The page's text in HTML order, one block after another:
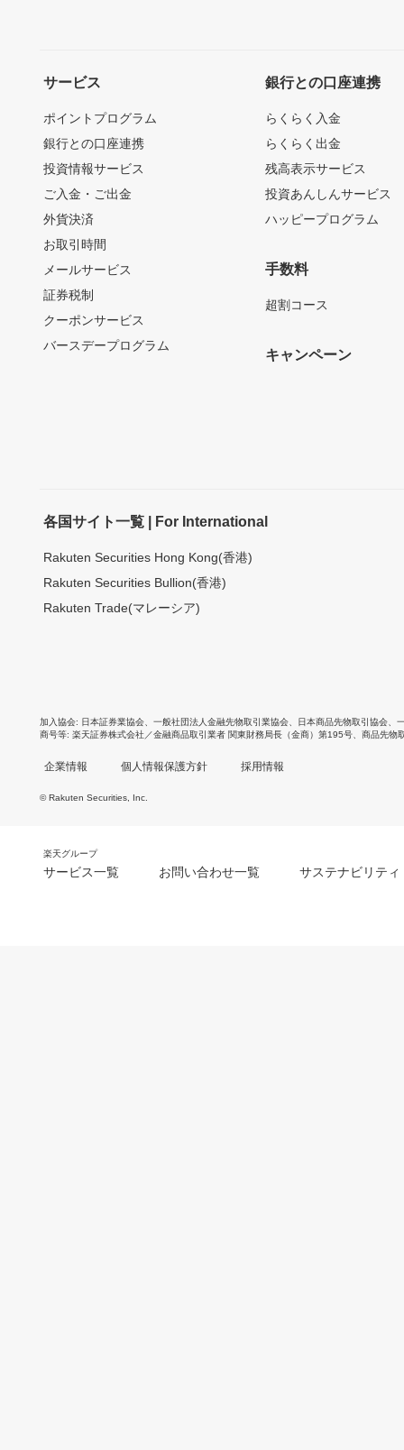
サービス
ポイントプログラム
銀行との口座連携
投資情報サービス
ご入金・ご出金
外貨決済
お取引時間
メールサービス
証券税制
クーポンサービス
バースデープログラム
銀行との口座連携
らくらく入金
らくらく出金
残高表示サービス
投資あんしんサービス
ハッピープログラム
手数料
超割コース
キャンペーン
各国サイト一覧 | For International
Rakuten Securities Hong Kong(香港)
Rakuten Securities Bullion(香港)
Rakuten Trade(マレーシア)
加入協会 日本証券業協会 一般社団法人金融先物取引業協会 日本商品先物取引協会
商号等 楽天証券株式会社／金融商品取引業者 関東財務局長（金商）第195号、商品先物
企業情報 個人情報保護方針 採用情報
© Rakuten Securities, Inc.
楽天グループ
サービス一覧 お問い合わせ一覧 サステナビリティ